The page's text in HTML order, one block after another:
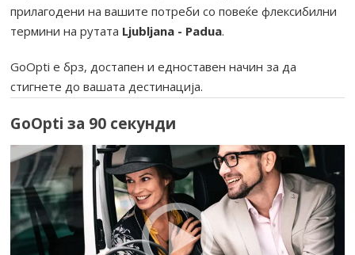
прилагодени на вашите потреби со повеќе флексибилни
термини на рутата Ljubljana - Padua.
GoOpti е брз, достапен и едноставен начин за да
стигнете до вашата дестинација.
GoOpti за 90 секунди